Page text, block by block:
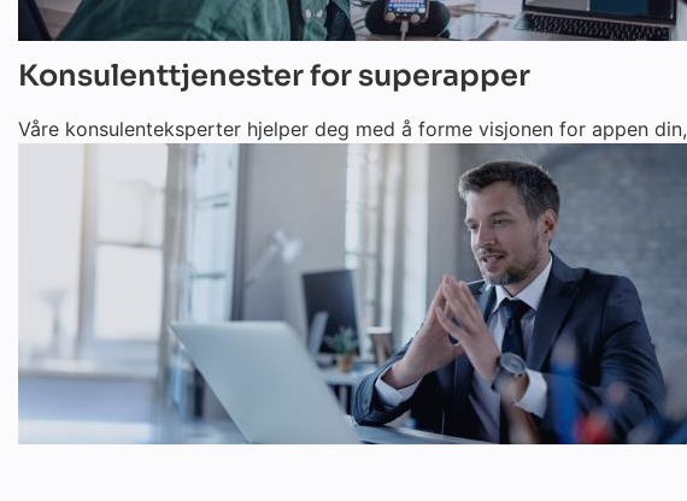
Konsulenttjenester for superapper
Våre konsulenteksperter hjelper deg med å forme visjonen for appen